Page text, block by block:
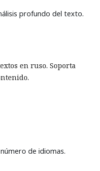
profundo del texto.
en ruso. Soporta
de idiomas.